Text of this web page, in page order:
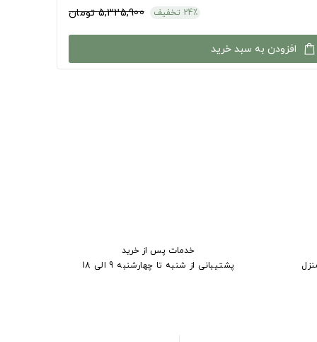
24٪ تخفیف 5,325,900 تومان
افزودن به سبد خرید
خدمات پس از خرید
پشتیبانی از شنبه تا چهارشنبه 9 الی 18